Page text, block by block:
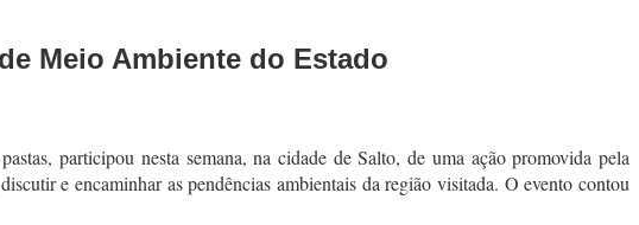
Meio Ambiente do Estado
participou nesta semana, na cidade de Salto, de uma ação promovida pela
e encaminhar as pendências ambientais da região visitada. O evento contou